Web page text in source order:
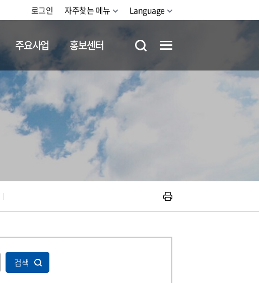
로그인 자주찾는 메뉴 Language
보
주요사업 홍보센터
검색